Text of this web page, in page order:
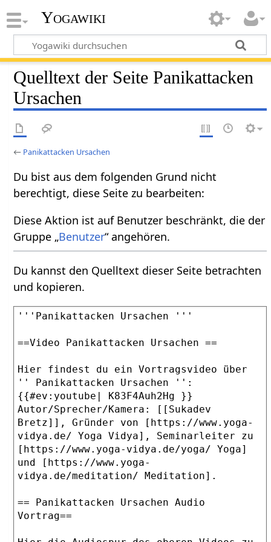
Yogawiki
Quelltext der Seite Panikattacken
Ursachen
← Panikattacken Ursachen
Du bist aus dem folgenden Grund nicht
berechtigt, diese Seite zu bearbeiten:
Diese Aktion ist auf Benutzer beschränkt, die der
Gruppe „Benutzer“ angehören.
Du kannst den Quelltext dieser Seite betrachten
und kopieren.